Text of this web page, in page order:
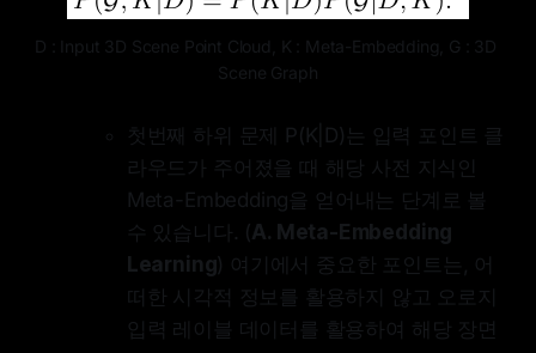
D : Input 3D Scene Point Cloud, K : Meta-Embedding, G : 3D
Scene Graph
첫번째 하위 문제 P(K|D)는 입력 포인트 클
라우드가 주어졌을 때 해당 사전 지식인
Meta-Embedding을 얻어내는 단계로 볼
수 있습니다. (A. Meta-Embedding
Learning) 여기에서 중요한 포인트는, 어
떠한 시각적 정보를 활용하지 않고 오로지
입력 레이블 데이터를 활용하여 해당 장면